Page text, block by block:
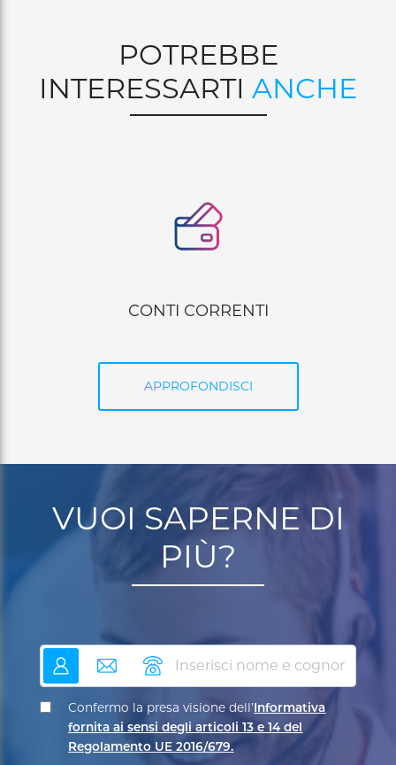
POTREBBE
INTERESSARTI ANCHE
FINANZIAMENTI
APPROFONDISCI
VUOI SAPERNE DI
PIÙ?
nome email telefono
Confermo la presa visione dell’ Informativa
fornita ai sensi degli articoli 13 e 14 del
Regolamento UE 2016/679.